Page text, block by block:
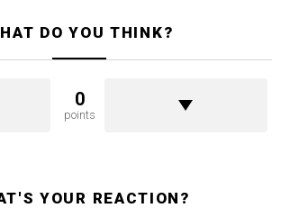
DO YOU THINK?
0
points
YOUR REACTION?